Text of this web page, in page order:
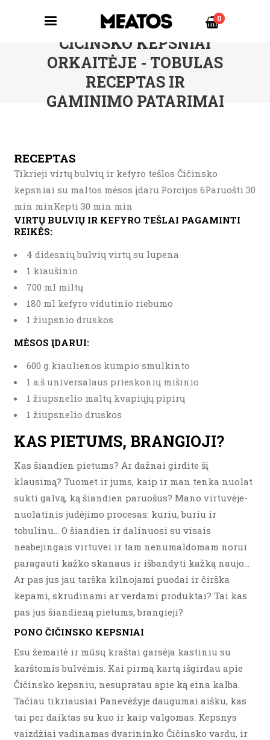
0
CICINSKO KEPSNIAI
ORKAITĖJE - TOBULAS
RECEPTAS IR
GAMINIMO PATARIMAI
RECEPTAS
Tikrieji virtų bulvių ir kefyro tešlos Čičinsko
kepsniai su maltos mėsos įdaru.Porcijos 6Paruošti 30
min minKepti 30 min min
VIRTŲ BULVIŲ IR KEFYRO TEŠLAI PAGAMINTI
REIKĖS:
4 didesnių bulvių virtų su lupena
1 kiaušinio
700 ml miltų
180 ml kefyro vidutinio riebumo
1 žiupsnio druskos
MĖSOS ĮDARUI:
600 g kiaulienos kumpio smulkinto
1 a.š universalaus prieskonių mišinio
1 žiupsnelio maltų kvapiųjų pipirų
1 žiupsnelio druskos
KAS PIETUMS, BRANGIOJI?
Kas šiandien pietums? Ar dažnai girdite šį
klausimą? Tuomet ir jums, kaip ir man tenka nuolat
sukti galvą, ką šiandien paruošus? Mano virtuvėje-
nuolatinis judėjimo procesas: kuriu, buriu ir
tobulinu… O šiandien ir dalinuosi su visais
neabejingais virtuvei ir tam nenumaldomam norui
paragauti kažko skanaus ir išbandyti kažką naujo…
Ar pas jus jau tarška kilnojami puodai ir čirška
kepami, skrudinami ar verdami produktai? Tai kas
pas jus šiandieną pietums, brangieji?
PONO ČIČINSKO KEPSNIAI
Esu žemaitė ir mūsų kraštai garsėja kastiniu su
karštomis bulvėmis. Kai pirmą kartą išgirdau apie
Čičinsko kepsniu, nesupratau apie ką eina kalba.
Tačiau tikriausiai Panevėžyje daugumai aišku, kas
tai per daiktas su kuo ir kaip valgomas. Kepsnys
vaizdžiai vadinamas dvarininko Čičinsko vardu, ir